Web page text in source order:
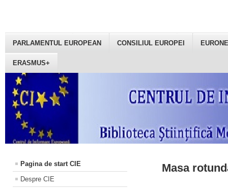
PARLAMENTUL EUROPEAN CONSILIUL EUROPEI
ERASMUS+
Pagina de start CIE
Despre CIE
Masa